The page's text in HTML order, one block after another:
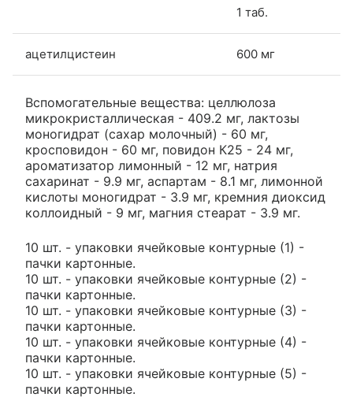
1 таб.
ацетилцистеин 600 мг
Вспомогательные вещества: целлюлоза
микрокристаллическая - 409.2 мг, лактозы
моногидрат (сахар молочный) - 60 мг,
кросповидон - 60 мг, повидон К25 - 24 мг,
ароматизатор лимонный - 12 мг, натрия
сахаринат - 9.9 мг, аспартам - 8.1 мг, лимонной
кислоты моногидрат - 3.9 мг, кремния диоксид
коллоидный - 9 мг, магния стеарат - 3.9 мг.
10 шт. - упаковки ячейковые контурные (1) -
пачки картонные.
10 шт. - упаковки ячейковые контурные (2) -
пачки картонные.
10 шт. - упаковки ячейковые контурные (3) -
пачки картонные.
10 шт. - упаковки ячейковые контурные (4) -
пачки картонные.
10 шт. - упаковки ячейковые контурные (5) -
пачки картонные.